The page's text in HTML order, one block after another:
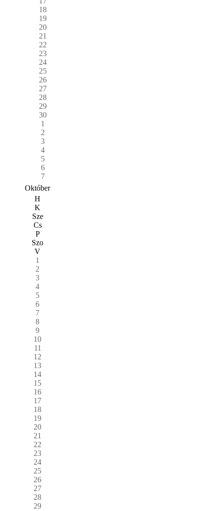
18
19
20
21
22
23
24
25
26
27
28
29
30
1
2
3
4
5
6
7
Október
H
K
Sze
Cs
P
Szo
V
1
2
3
4
5
6
7
8
9
10
11
12
13
14
15
16
17
18
19
20
21
22
23
24
25
26
27
28
29